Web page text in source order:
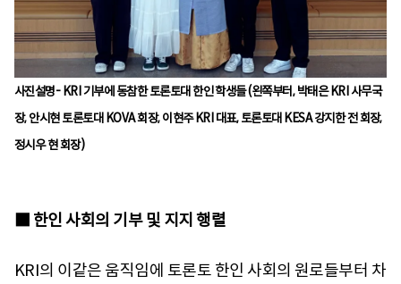
사진설명- KRI 기부에 동참한 토론토대 한인 학생들 (왼쪽부터, 박태은 KRI 사무국
장, 안시현 토론토대 KOVA 회장, 이현주 KRI 대표, 토론토대 KESA 강지한 전 회장,
정시우 현 회장)
■ 한인 사회의 기부 및 지지 행렬
KRI의 이같은 움직임에 토론토 한인 사회의 원로들부터 차